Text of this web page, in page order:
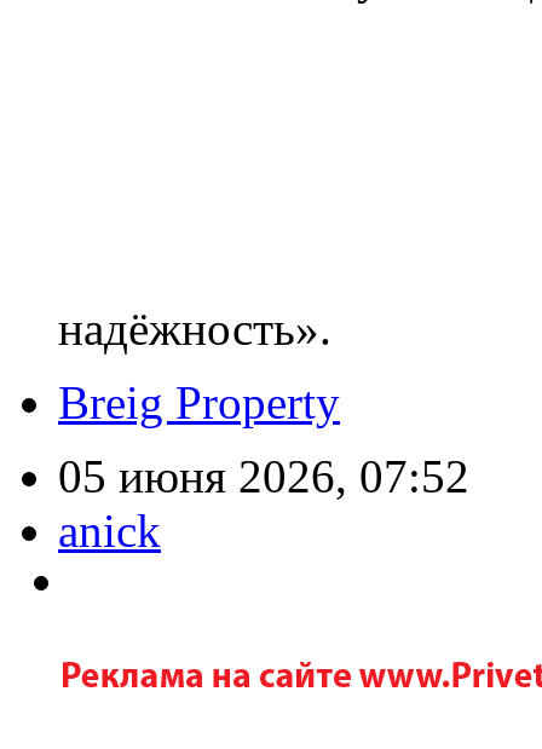
надёжность».
Breig Property
05 июня 2026, 07:52
anick